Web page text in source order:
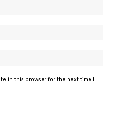
in this browser for the next time I